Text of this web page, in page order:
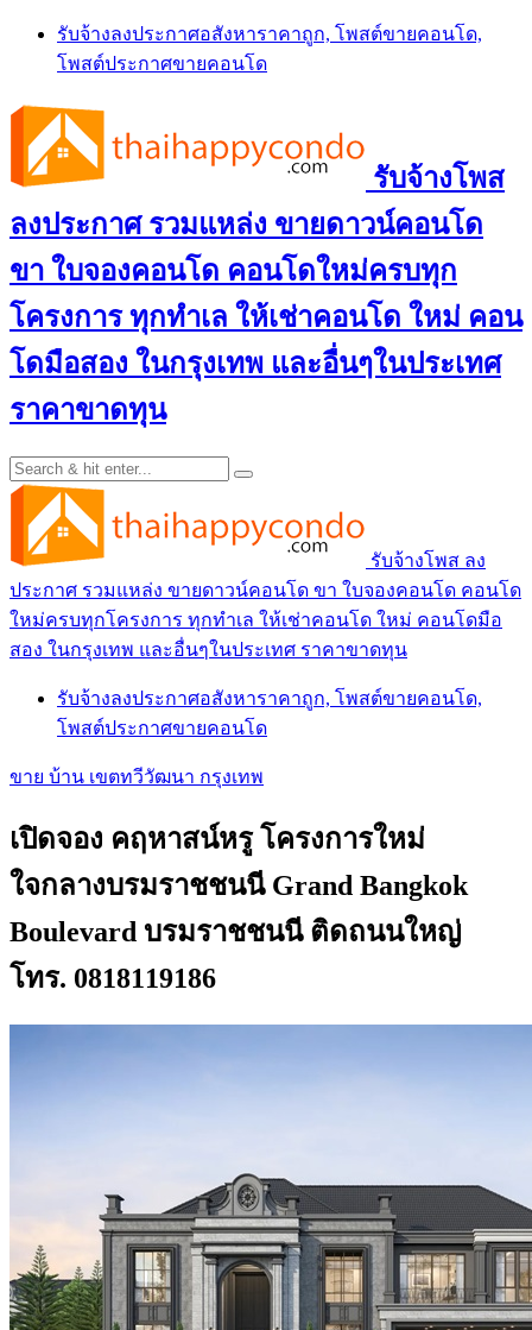
Skip
content
รับจ้างลงประกาศอสังหาราคาถูก, โพสต์ขายคอนโด,
โพสต์ประกาศขายคอนโด
รับจ้างโพส
ลงประกาศ รวมแหล่ง ขายดาวน์คอนโด
ขา ใบจองคอนโด คอนโดใหม่ครบทุก
โครงการ ทุกทำเล ให้เช่าคอนโด ใหม่ คอน
โดมือสอง ในกรุงเทพ และอื่นๆในประเทศ
ราคาขาดทุน
รับจ้างโพส ลง
ประกาศ รวมแหล่ง ขายดาวน์คอนโด ขา ใบจองคอนโด คอนโด
ใหม่ครบทุกโครงการ ทุกทำเล ให้เช่าคอนโด ใหม่ คอนโดมือ
สอง ในกรุงเทพ และอื่นๆในประเทศ ราคาขาดทุน
รับจ้างลงประกาศอสังหาราคาถูก, โพสต์ขายคอนโด,
โพสต์ประกาศขายคอนโด
ขาย บ้าน เขตทวีวัฒนา กรุงเทพ
เปิดจอง คฤหาสน์หรู โครงการใหม่
ใจกลางบรมราชชนนี Grand Bangkok
Boulevard บรมราชชนนี ติดถนนใหญ่
โทร. 0818119186